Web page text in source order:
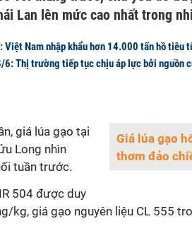
Lan lên mức cao nhất trong
Việt Nam nhập khẩu hơn 14.000 tấn hồ tiêu
6: Thị trường tiếp tục chịu áp lực bởi nguồn
Giá lúa gạo
thơm đảo
giá lúa gạo tại
Long nhìn
tuần trước.
504 được duy
kg, giá gạo nguyên liệu CL 555